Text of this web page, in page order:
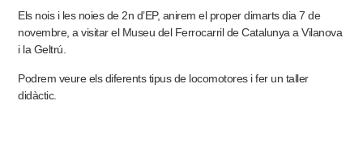
Els nois i les noies de 2n d’EP, anirem el proper dimarts dia 7 de
novembre, a visitar el Museu del Ferrocarril de Catalunya a Vilanova
i la Geltrú.
Podrem veure els diferents tipus de locomotores i fer un taller
didàctic.